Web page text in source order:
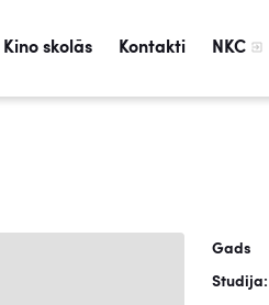
Kino skolās Kontakti NKC
Gads
Studija: